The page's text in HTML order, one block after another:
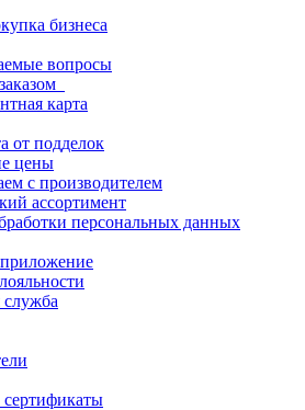
бизнеса
вопросы
карта
от подделок
цены
с производителем
ассортимент
персональных данных